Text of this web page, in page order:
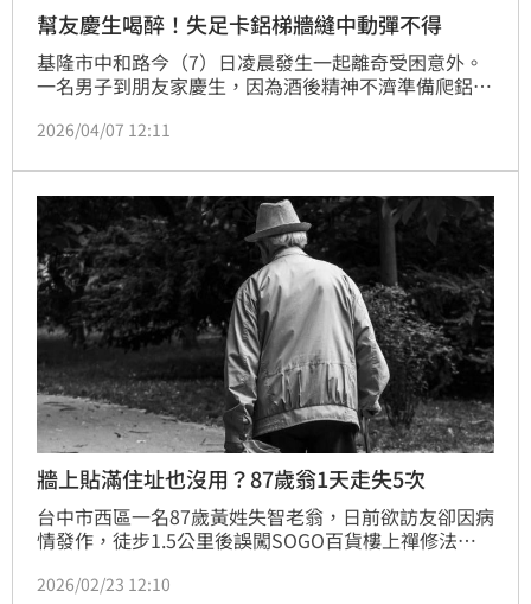
幫友慶生喝醉！失足卡鋁梯牆縫中動彈不得
基隆市中和路今（7）日凌晨發生一起離奇受困意外。
一名男子到朋友家慶生，因為酒後精神不濟準備爬鋁梯
梯與牆壁之間的縫隙中，動彈不得。消防人員獲報到場
2026/04/07 12:11
牆上貼滿住址也沒用？87歲翁1天走失5次
台中市西區一名87歲黃姓失智老翁，日前欲訪友卻因病
情發作，徒步1.5公里後誤闖SOGO百貨樓上禪修法
翁當天已走失多達5次，儘管家中牆壁貼滿聯絡資訊，
2026/02/23 12:10